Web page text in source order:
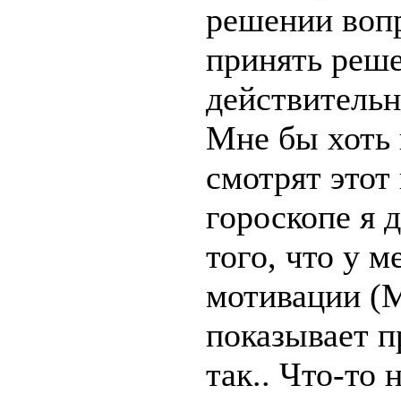
решении
принять
Мне бы хоть
смотрят
гороскопе я
того, что у
мотивации
показывает
так.. Что-то